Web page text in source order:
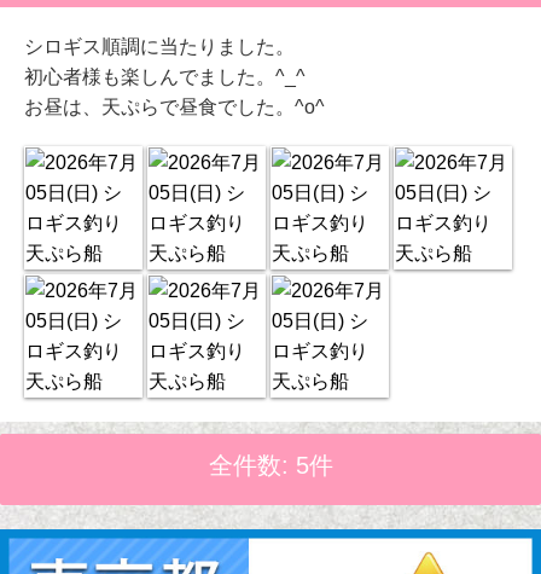
シロギス順調に当たりました。
初心者様も楽しんでました。^_^
お昼は、天ぷらで昼食でした。^o^
全件数: 5件